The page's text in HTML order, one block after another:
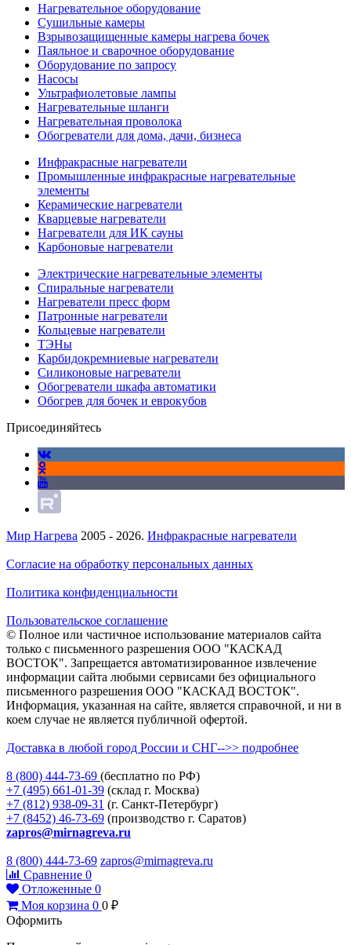
Нагревательное оборудование
Сушильные камеры
Взрывозащищенные камеры нагрева бочек
Паяльное и сварочное оборудование
Оборудование по запросу
Насосы
Ультрафиолетовые лампы
Нагревательные шланги
Нагревательная проволока
Обогреватели для дома, дачи, бизнеса
Инфракрасные нагреватели
Промышленные инфракрасные нагревательные
элементы
Керамические нагреватели
Кварцевые нагреватели
Нагреватели для ИК сауны
Карбоновые нагреватели
Электрические нагревательные элементы
Спиральные нагреватели
Нагреватели пресс форм
Патронные нагреватели
Кольцевые нагреватели
ТЭНы
Карбидокремниевые нагреватели
Силиконовые нагреватели
Обогреватели шкафа автоматики
Обогрев для бочек и еврокубов
Присоединяйтесь
Мир Нагрева 2005 - 2026. Инфракрасные нагреватели
Согласие на обработку персональных данных
Политика конфиденциальности
Пользовательское соглашение
© Полное или частичное использование материалов сайта
только с письменного разрешения ООО "КАСКАД
ВОСТОК". Запрещается автоматизированное извлечение
информации сайта любыми сервисами без официального
письменного разрешения ООО "КАСКАД ВОСТОК".
Информация, указанная на сайте, является справочной, и ни в
коем случае не является публичной офертой.
Доставка в любой город России и СНГ-->> подробнее
8 (800) 444-73-69 (бесплатно по РФ)
+7 (495) 661-01-39 (склад г. Москва)
+7 (812) 938-09-31 (г. Санкт-Петербург)
+7 (8452) 46-73-69 (производство г. Саратов)
zapros@mirnagreva.ru
8 (800) 444-73-69 zapros@mirnagreva.ru
Сравнение 0
Отложенные 0
Моя корзина 0 0 ₽
Оформить